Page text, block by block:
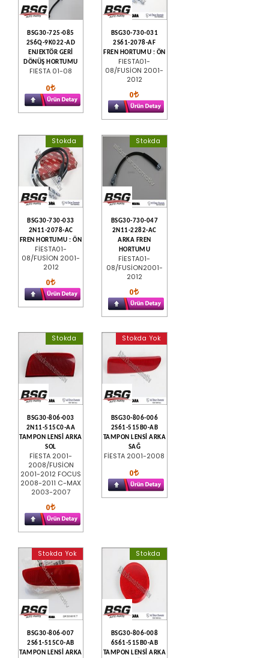
BSG30-725-085
2S6Q-9K022-AD
ENJEKTÖR GERİ
DÖNÜŞ HORTUMU
FIESTA 01-08
0
BSG30-730-031
2S61-2078-AF
FREN HORTUMU : ÖN
FIESTA01-
08/FUSİON 2001-
2012
0
Stokda
BSG30-730-033
2N11-2078-AC
FREN HORTUMU : ÖN
FİESTA01-
08/FUSİON 2001-
2012
0
Stokda
BSG30-730-047
2N11-2282-AC
ARKA FREN
HORTUMU
FİESTA01-
08/FUSİON2001-
2012
0
Stokda
BSG30-806-003
2N11-515C0-AA
TAMPON LENSİ ARKA
SOL
FİESTA 2001-
2008/FUSİON
2001-2012 FOCUS
2008-2011 C-MAX
2003-2007
0
Stokda Yok
BSG30-806-006
2S61-515B0-AB
TAMPON LENSİ ARKA
SAĞ
FİESTA 2001-2008
0
Stokda Yok
BSG30-806-007
2S61-515C0-AB
TAMPON LENSİ ARKA
Stokda
BSG30-806-008
6S61-515B0-AB
TAMPON LENSİ ARKA